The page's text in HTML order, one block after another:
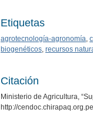
Etiquetas
agrotecnología-agronomía
biogenéticos recursos
Citación
Ministerio de Agricultura,
http://